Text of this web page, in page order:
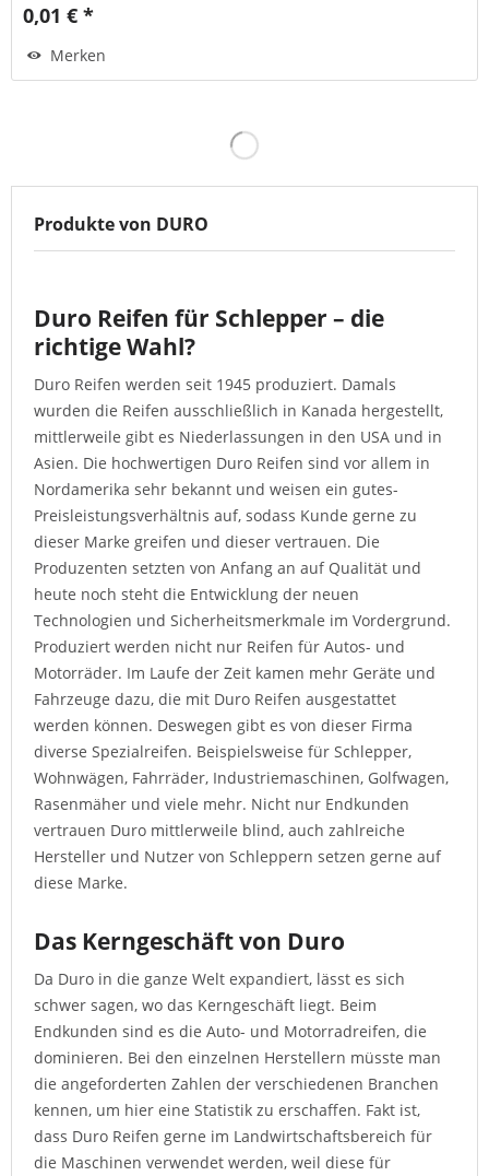
0,01 € *
Merken
Produkte von DURO
Duro Reifen für Schlepper – die
richtige Wahl?
Duro Reifen werden seit 1945 produziert. Damals
wurden die Reifen ausschließlich in Kanada hergestellt,
mittlerweile gibt es Niederlassungen in den USA und in
Asien. Die hochwertigen Duro Reifen sind vor allem in
Nordamerika sehr bekannt und weisen ein gutes-
Preisleistungsverhältnis auf, sodass Kunde gerne zu
dieser Marke greifen und dieser vertrauen. Die
Produzenten setzten von Anfang an auf Qualität und
heute noch steht die Entwicklung der neuen
Technologien und Sicherheitsmerkmale im Vordergrund.
Produziert werden nicht nur Reifen für Autos- und
Motorräder. Im Laufe der Zeit kamen mehr Geräte und
Fahrzeuge dazu, die mit Duro Reifen ausgestattet
werden können. Deswegen gibt es von dieser Firma
diverse Spezialreifen. Beispielsweise für Schlepper,
Wohnwägen, Fahrräder, Industriemaschinen, Golfwagen,
Rasenmäher und viele mehr. Nicht nur Endkunden
vertrauen Duro mittlerweile blind, auch zahlreiche
Hersteller und Nutzer von Schleppern setzen gerne auf
diese Marke.
Das Kerngeschäft von Duro
Da Duro in die ganze Welt expandiert, lässt es sich
schwer sagen, wo das Kerngeschäft liegt. Beim
Endkunden sind es die Auto- und Motorradreifen, die
dominieren. Bei den einzelnen Herstellern müsste man
die angeforderten Zahlen der verschiedenen Branchen
kennen, um hier eine Statistik zu erschaffen. Fakt ist,
dass Duro Reifen gerne im Landwirtschaftsbereich für
die Maschinen verwendet werden, weil diese für